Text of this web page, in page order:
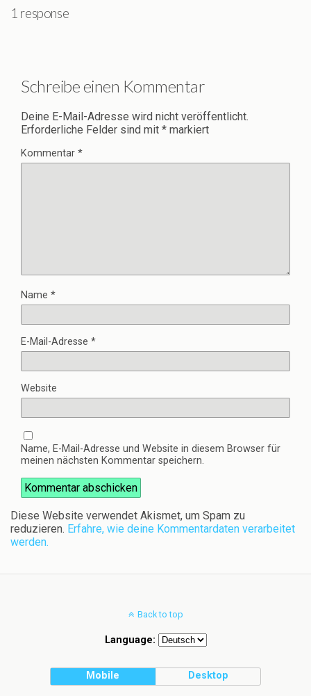
1 response
Schreibe einen Kommentar
Deine E-Mail-Adresse wird nicht veröffentlicht.
Erforderliche Felder sind mit * markiert
Kommentar *
Name *
E-Mail-Adresse *
Website
Name, E-Mail-Adresse und Website in diesem Browser für
meinen nächsten Kommentar speichern.
Diese Website verwendet Akismet, um Spam zu
reduzieren. Erfahre, wie deine Kommentardaten verarbeitet
werden.
Back to top
Language:
Mobile Desktop